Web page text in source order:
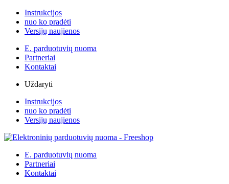
Instrukcijos
nuo ko pradėti
Versijų naujienos
E. parduotuvių nuoma
Partneriai
Kontaktai
Uždaryti
Instrukcijos
nuo ko pradėti
Versijų naujienos
E. parduotuvių nuoma
Partneriai
Kontaktai